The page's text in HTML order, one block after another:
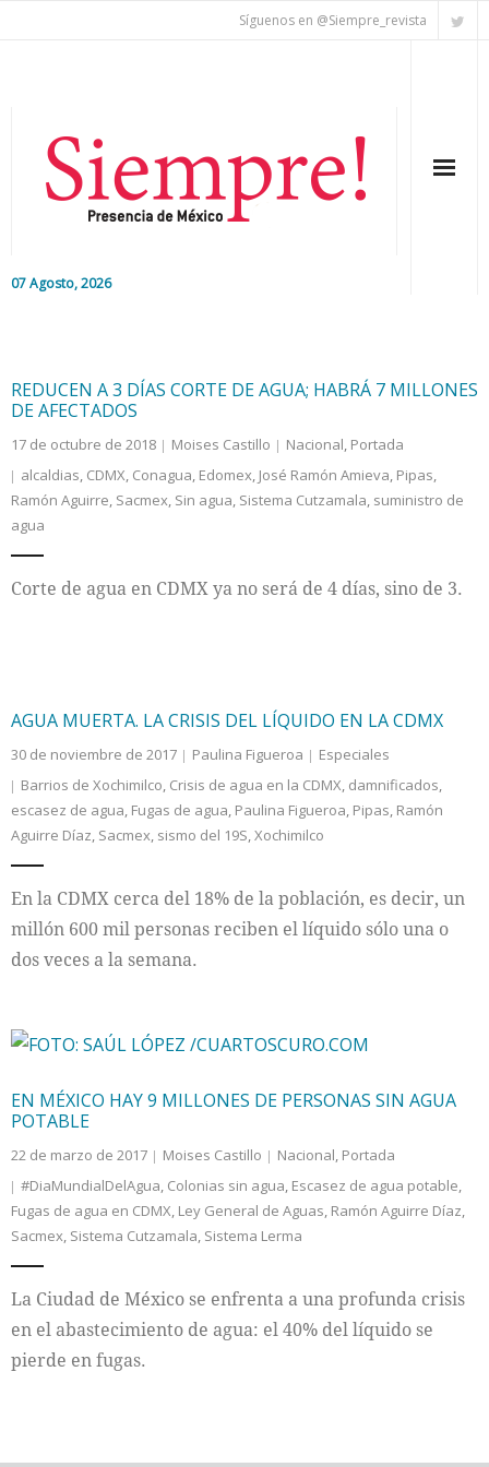
Síguenos en @Siempre_revista
07 Agosto, 2026
Colaboradores
Cultura
REDUCEN A 3 DÍAS CORTE DE AGUA; HABRÁ 7 MILLONES
DE AFECTADOS
17 de octubre de 2018 Moises Castillo Nacional, Portada
alcaldias, CDMX, Conagua, Edomex, José Ramón Amieva, Pipas,
Ramón Aguirre, Sacmex, Sin agua, Sistema Cutzamala, suministro de
agua
Corte de agua en CDMX ya no será de 4 días, sino de 3.
AGUA MUERTA. LA CRISIS DEL LÍQUIDO EN LA CDMX
30 de noviembre de 2017 Paulina Figueroa
Especiales
Barrios de Xochimilco, Crisis de agua en la CDMX, damnificados,
escasez de agua, Fugas de agua, Paulina Figueroa, Pipas, Ramón
Aguirre Díaz, Sacmex, sismo del 19S,Xochimilco
En la CDMX cerca del 18% de la población, es decir, un
millón 600 mil personas reciben el líquido sólo una o
dos veces a la semana.
EN MÉXICO HAY 9 MILLONES DE PERSONAS SIN AGUA
POTABLE
22 de marzo de 2017 Moises Castillo Nacional, Portada
#DiaMundialDelAgua, Colonias sin agua, Escasez de agua potable,
Fugas de agua en CDMX, Ley General de Aguas, Ramón Aguirre Díaz,
Sacmex, Sistema Cutzamala, Sistema Lerma
La Ciudad de México se enfrenta a una profunda crisis
en el abastecimiento de agua: el 40% del líquido se
pierde en fugas.